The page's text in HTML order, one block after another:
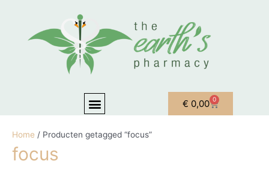
Menu € 0,00 0
Winkelwagen
Home / Producten getagged “focus”
focus